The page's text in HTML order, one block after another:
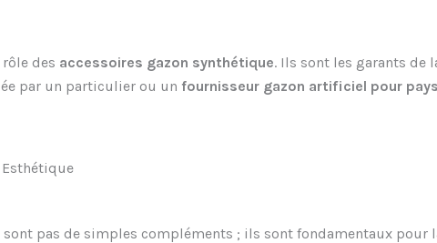
des accessoires gazon synthétique. Ils sont les garants de
par un particulier ou un fournisseur gazon artificiel pour
Esthétique
sont pas de simples compléments ; ils sont fondamentaux